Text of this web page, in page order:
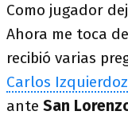
Como jugador
Ahora me toca
recibió varias
Carlos Izquierdoz
ante San